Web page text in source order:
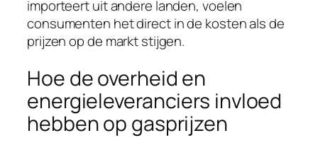
importeert uit andere landen, voelen
consumenten het direct in de kosten als de
prijzen op de markt stijgen.
Hoe de overheid en
energieleveranciers invloed
hebben op gasprijzen